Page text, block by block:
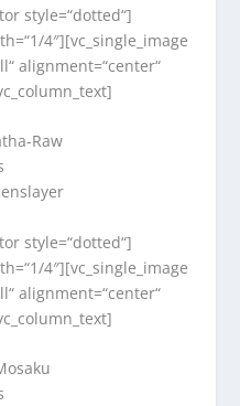
style=“dotted“]
4″][vc_single_image
alignment=“center“
Raw
style=“dotted“]
4″][vc_single_image
alignment=“center“